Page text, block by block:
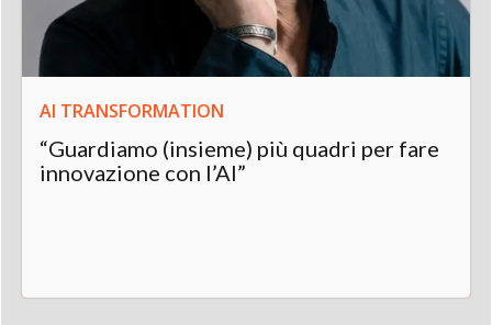
AI TRANSFORMATION
“Guardiamo (insieme) più quadri per fare
innovazione con l’AI”